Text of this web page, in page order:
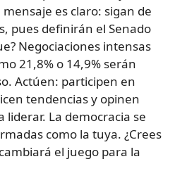
mensaje es claro: sigan de
pues definirán el Senado
Negociaciones intensas
21,8% o 14,9% serán
Actúen: participen en
tendencias y opinen
liderar. La democracia se
como la tuya. ¿Crees
el juego para la